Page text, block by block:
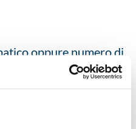
oppure numero di
il vestiario